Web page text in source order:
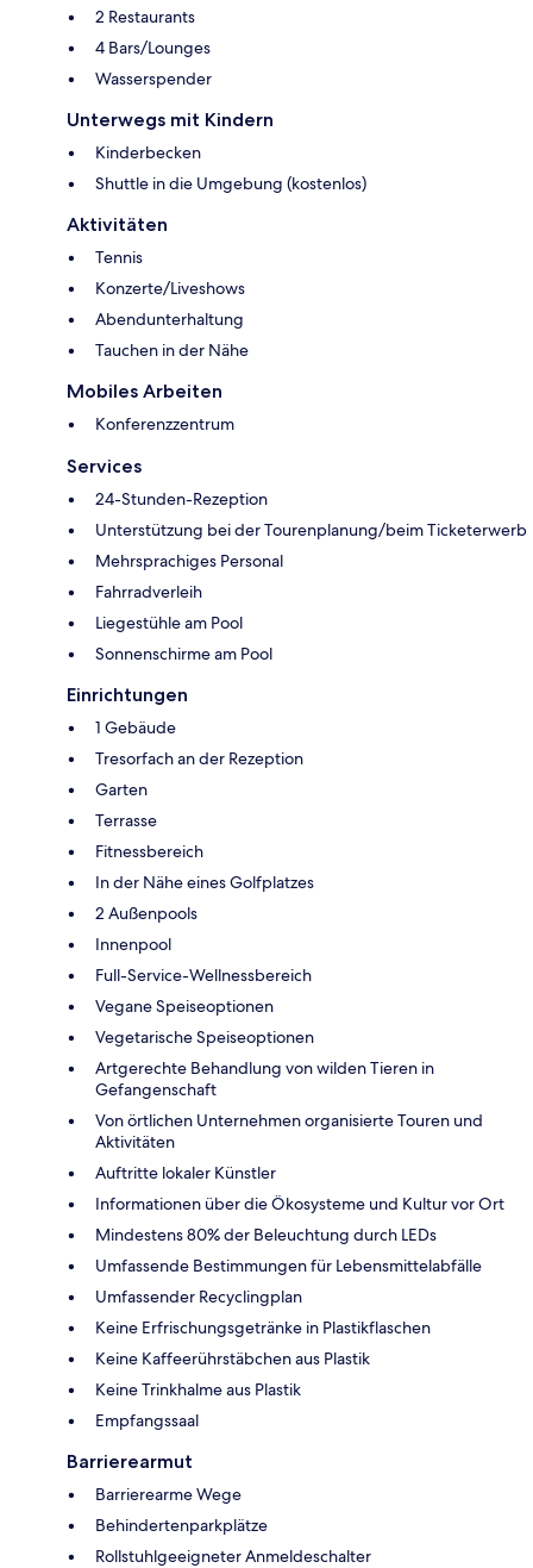
2 Restaurants
4 Bars/Lounges
Wasserspender
Unterwegs mit Kindern
Kinderbecken
Shuttle in die Umgebung (kostenlos)
Aktivitäten
Tennis
Konzerte/Liveshows
Abendunterhaltung
Tauchen in der Nähe
Mobiles Arbeiten
Konferenzzentrum
Services
24-Stunden-Rezeption
Unterstützung bei der Tourenplanung/beim Ticketerwerb
Mehrsprachiges Personal
Fahrradverleih
Liegestühle am Pool
Sonnenschirme am Pool
Einrichtungen
1 Gebäude
Tresorfach an der Rezeption
Garten
Terrasse
Fitnessbereich
In der Nähe eines Golfplatzes
2 Außenpools
Innenpool
Full-Service-Wellnessbereich
Vegane Speiseoptionen
Vegetarische Speiseoptionen
Artgerechte Behandlung von wilden Tieren in
Gefangenschaft
Von örtlichen Unternehmen organisierte Touren und
Aktivitäten
Auftritte lokaler Künstler
Informationen über die Ökosysteme und Kultur vor Ort
Mindestens 80% der Beleuchtung durch LEDs
Umfassende Bestimmungen für Lebensmittelabfälle
Umfassender Recyclingplan
Keine Erfrischungsgetränke in Plastikflaschen
Keine Kaffeerührstäbchen aus Plastik
Keine Trinkhalme aus Plastik
Empfangssaal
Barrierearmut
Barrierearme Wege
Behindertenparkplätze
Rollstuhlgeeigneter Anmeldeschalter